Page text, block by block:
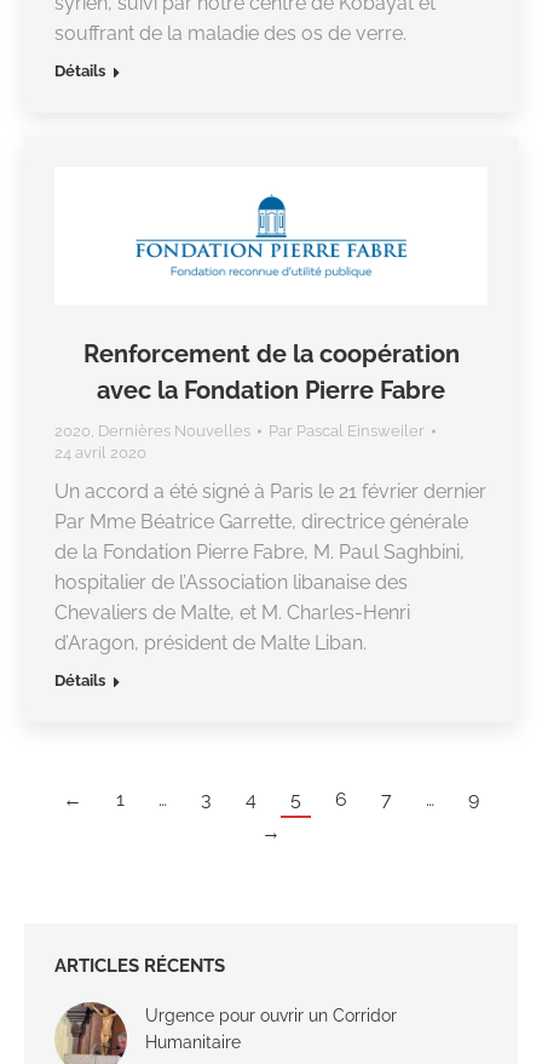
souffrant de la maladie des os de verre.
Détails
Renforcement de la coopération
avec la Fondation Pierre Fabre
2020, Dernières Nouvelles Par Pascal Einsweiler
24 avril 2020
Un accord a été signé à Paris le 21 février dernier
Par Mme Béatrice Garrette, directrice générale
de la Fondation Pierre Fabre, M. Paul Saghbini,
hospitalier de l’Association libanaise des
Chevaliers de Malte, et M. Charles-Henri
d’Aragon, président de Malte Liban.
Détails
← 1 … 3 4 5 6 7 …
9
→
ARTICLES RÉCENTS
Urgence pour ouvrir un Corridor
Humanitaire